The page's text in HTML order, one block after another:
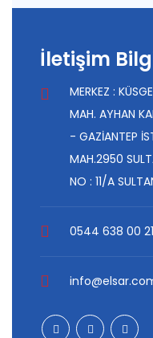
İletişim
MERKEZ :
MAH. AYHAN
- GAZİANTEP
MAH.2950
NO : 11/A
0544 638 00 21